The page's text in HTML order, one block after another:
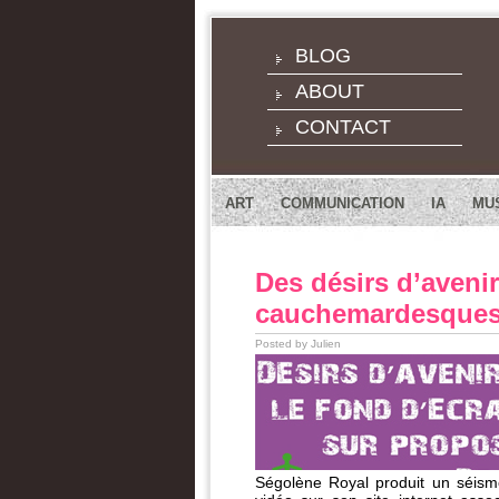
BLOG
ABOUT
CONTACT
ART COMMUNICATION IA
Des désirs
Posted by Julien
Ségolène Royal produit un